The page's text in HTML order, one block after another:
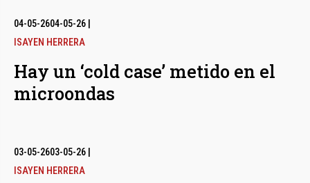
04-05-2604-05-26
ISAYEN HERRERA
Hay un ‘cold case’ metido en el
microondas
03-05-2603-05-26
ISAYEN HERRERA